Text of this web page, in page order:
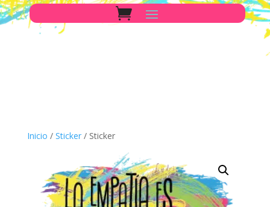
Inicio / Sticker/ Sticker